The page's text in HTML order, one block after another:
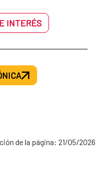
INTERÉS
de la página: 21/05/2026